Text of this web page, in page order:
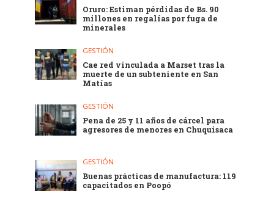
Oruro: Estiman pérdidas de Bs. 90
millones en regalías por fuga de
minerales
GESTIÓN
Cae red vinculada a Marset tras la
muerte de un subteniente en San
Matías
GESTIÓN
Pena de 25 y 11 años de cárcel para
agresores de menores en Chuquisaca
GESTIÓN
Buenas prácticas de manufactura: 119
capacitados en Poopó